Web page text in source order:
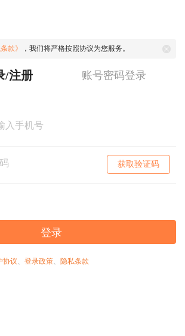
款》 ，我们将严格按照协议为您服务。
/注册 账号密码登录
获取验证码
登录
协议、 登录政策、 隐私条款